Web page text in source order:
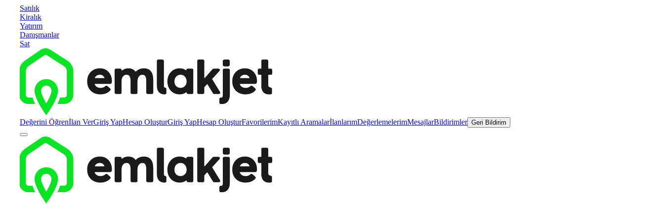
Satılık
Kiralık
Yatırım
Danışmanlar
Sat
Değerini Öğrenİlan VerGiriş YapHesap OluşturGiriş YapHesap OluşturFavorilerimKayıtlı AramalarİlanlarımDeğerlemelerimMesajlarBildirimler Geri Bildirim